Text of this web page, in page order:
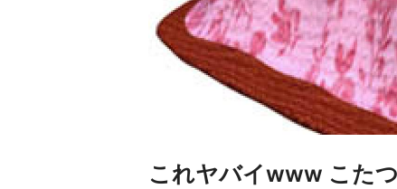
これヤバイwww こた